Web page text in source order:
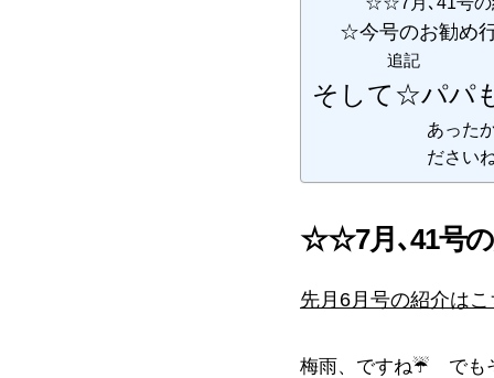
☆今号のお勧め
追記
そして☆パパ
あった
ださい
☆☆7月､41号
先月6月号の紹介は
梅雨、ですね☔ でも